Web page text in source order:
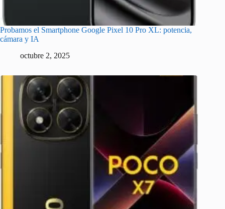
Probamos el Smartphone Google Pixel 10 Pro XL: potencia,
cámara y IA
octubre 2, 2025